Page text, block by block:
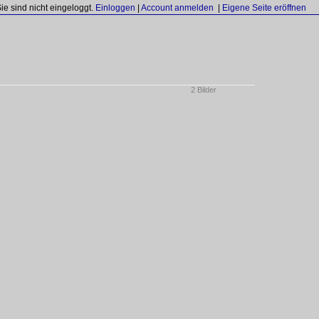
sind nicht eingeloggt. Einloggen Account anmelden Eigene Seite eröffnen
2 Bilder